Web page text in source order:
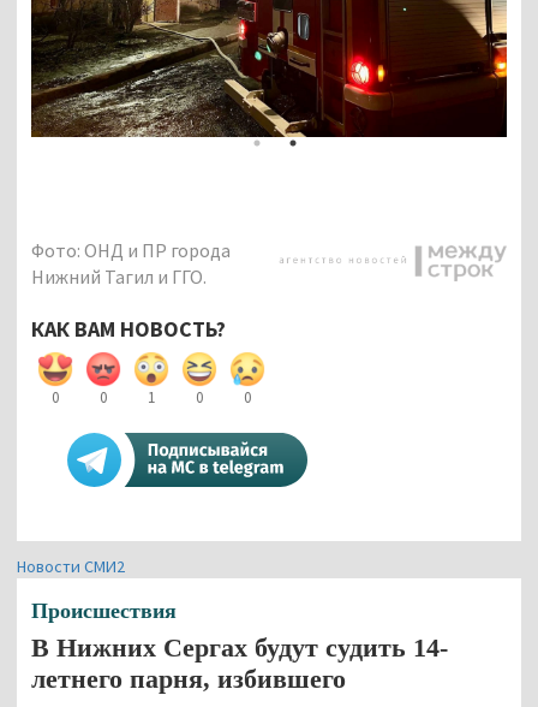
Фото: ОНД и ПР города
Нижний Тагил и ГГО.
КАК ВАМ НОВОСТЬ?
0 0 1 0 0
Новости СМИ2
Происшествия
В Нижних Сергах будут судить 14-
летнего парня, избившего